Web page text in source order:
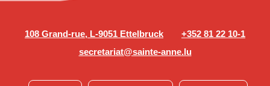
108 Grand-rue, L-9051 Ettelbruck
+352 81 22 10-1
secretariat@sainte-anne.lu